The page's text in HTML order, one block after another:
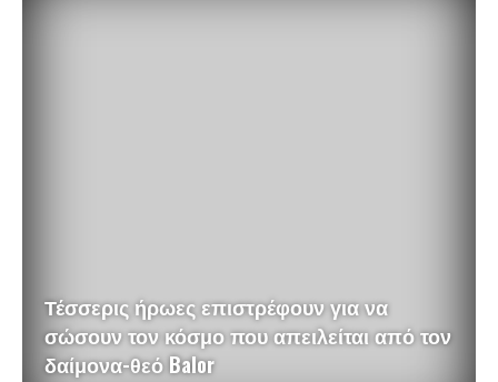
Τέσσερις ήρωες επιστρέφουν για να
σώσουν τον κόσμο που απειλείται από τον
δαίμονα-θεό Balor